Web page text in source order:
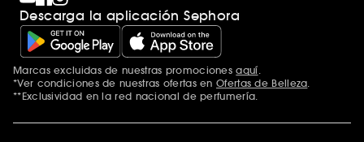
Descarga la aplicación Sephora
Marcas excluidas de nuestras promocionesaquí
*Ver condiciones de nuestras ofertas en Ofertas de Belleza
**Exclusividad en la red nacional de perfumería.